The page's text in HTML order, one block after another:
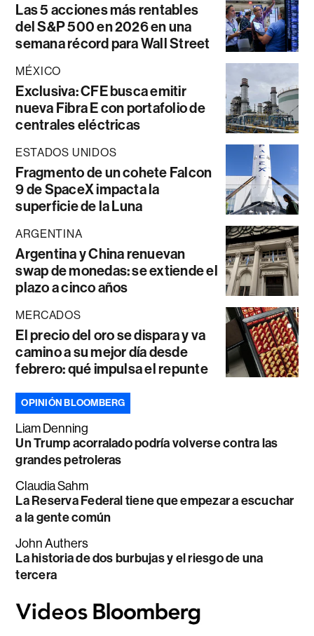
Las 5 acciones más rentables
del S&P 500 en 2026 en una
semana récord para Wall Street
MÉXICO
Exclusiva: CFE busca emitir
nueva Fibra E con portafolio de
centrales eléctricas
ESTADOS UNIDOS
Fragmento de un cohete Falcon
9 de SpaceX impacta la
superficie de la Luna
ARGENTINA
Argentina y China renuevan
swap de monedas: se extiende el
plazo a cinco años
MERCADOS
El precio del oro se dispara y va
camino a su mejor día desde
febrero: qué impulsa el repunte
OPINIÓN BLOOMBERG
Liam Denning
Un Trump acorralado podría volverse contra las
grandes petroleras
Claudia Sahm
La Reserva Federal tiene que empezar a escuchar
a la gente común
John Authers
La historia de dos burbujas y el riesgo de una
tercera